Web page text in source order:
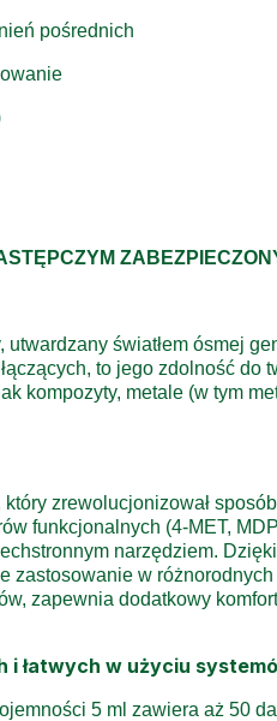
pośrednich
światłem ósmej
to jego zdolność do
kompozyty, metale (w tym
zrewolucjonizował
funkcjonalnych (4-MET,
narzędziem.
w
zapewnia dodatkowy
łatwych w użyciu
5 ml zawiera aż 50